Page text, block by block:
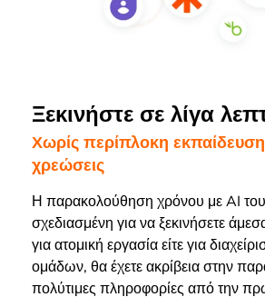
Ξεκινήστε σε λίγα
Χωρίς περίπλοκη
χρεώσεις
Η παρακολούθηση χρόνου με AI του
σχεδιασμένη για να ξεκινήσετε
για ατομική εργασία είτε για
ομάδων, θα έχετε ακρίβεια στην
πολύτιμες πληροφορίες από την